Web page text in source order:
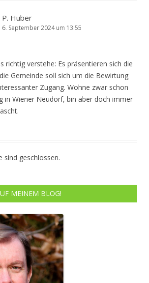
P. Huber
6. September 2024 um 13:55
richtig verstehe: Es präsentieren sich die
Gemeinde soll sich um die Bewirtung
Zugang. Wohne zwar schon
in Wiener Neudorf, bin aber doch immer
sind geschlossen.
MEINEM BLOG!